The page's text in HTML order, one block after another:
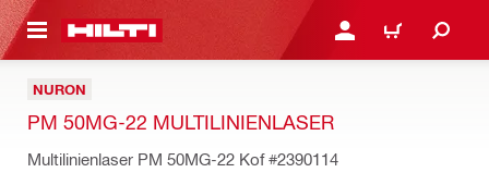
ANMELDEN ODER
WARENKORB
NURON
PM 50MG-22 MULTILINIENLASER
Multilinienlaser PM 50MG-22 Kof#2390114